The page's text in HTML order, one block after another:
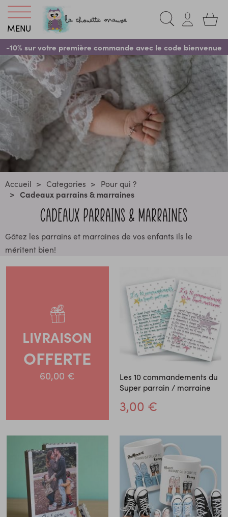
MENU
-10% sur votre première commande avec le code bienvenue
Accueil Categories
Pour qui ?
Cadeaux parrains & marraines
CADEAUX PARRAINS & MARRAINES
Gâtez les parrains et marraines de vos enfants ils le
méritent bien!
LIVRAISON
OFFERTE
60,00 €
Les 10 commandements du
Super parrain / marraine
3,00 €